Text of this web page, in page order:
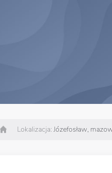
Lokalizacja: Józefosław,